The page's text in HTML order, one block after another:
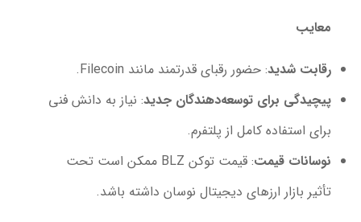
معایب
رقابت شدید: حضور رقبای قدرتمند مانند Filecoin.
پیچیدگی برای توسعه‌دهندگان جدید: نیاز به دانش فنی
برای استفاده کامل از پلتفرم.
نوسانات قیمت
: قیمت توکن BLZ ممکن است تحت
تأثیر بازار ارزهای دیجیتال نوسان داشته باشد.